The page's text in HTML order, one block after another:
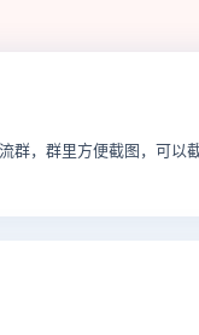
群，群里方便截图，可以